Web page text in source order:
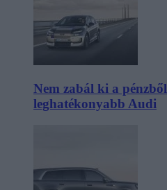
Nem zabál ki a
leghatékonyabb Audi